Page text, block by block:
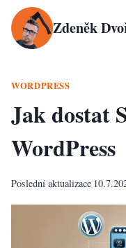
Přeskočit
obsah
Zdeněk
WORDPRESS
Jak dostat
WordPress
Poslední aktualizace